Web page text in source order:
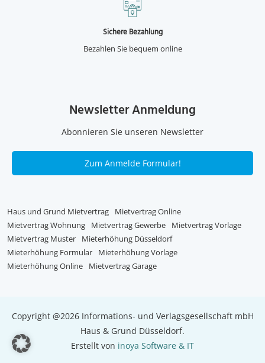
Sichere Bezahlung
Bezahlen Sie bequem online
Newsletter Anmeldung
Abonnieren Sie unseren Newsletter
Zum Anmelde Formular!
Haus und Grund Mietvertrag
Mietvertrag Online
Mietvertrag Wohnung
Mietvertrag Gewerbe
Mietvertrag Vorlage
Mietvertrag Muster
Mieterhöhung Düsseldorf
Mieterhöhung Formular
Mieterhöhung Vorlage
Mieterhöhung Online
Mietvertrag Garage
Copyright @2026 Informations- und Verlagsgesellschaft mbH
Haus & Grund Düsseldorf.
Erstellt von inoya Software & IT